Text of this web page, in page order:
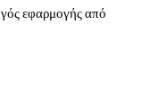
εφαρμογής από